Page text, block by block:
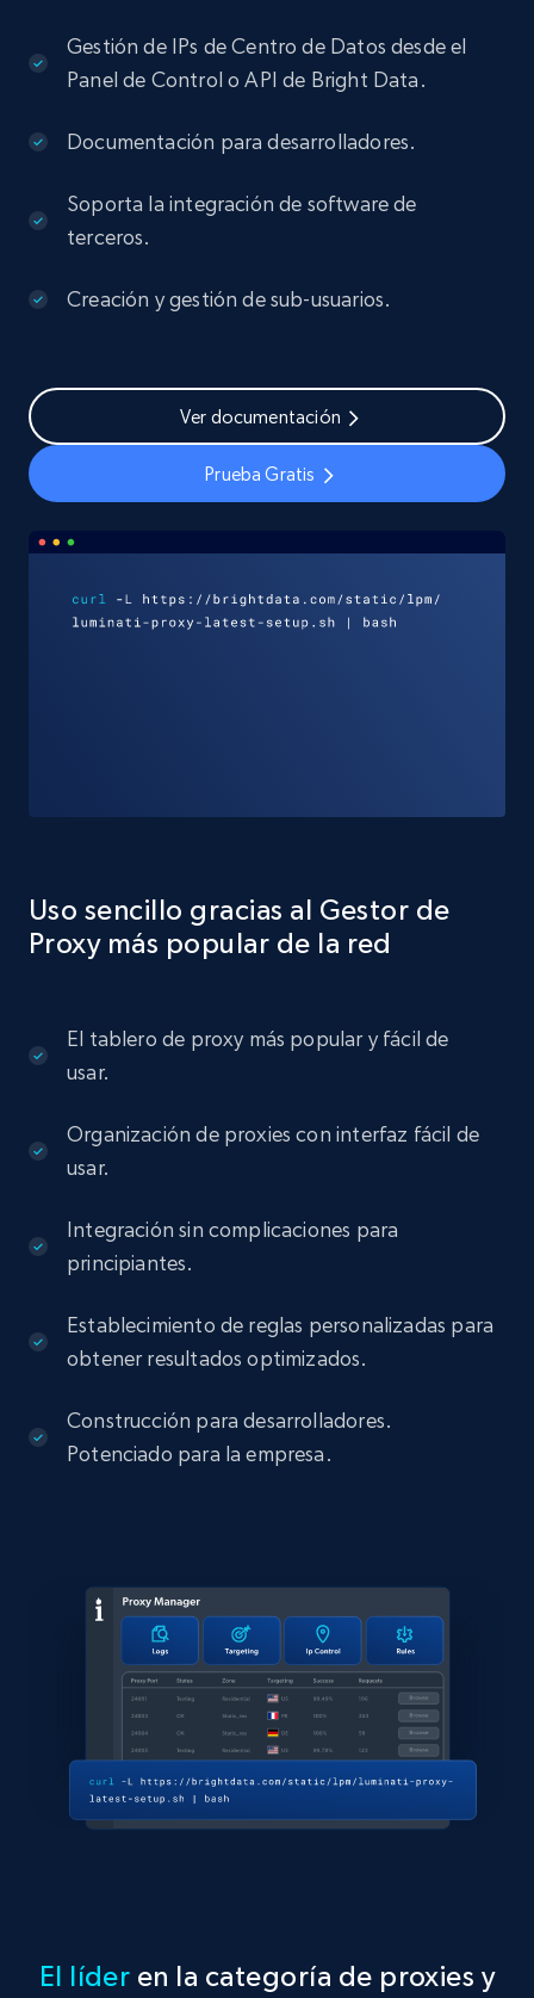
Gestión de IPs de Centro de Datos desde el
Panel de Control o API de Bright Data.
Documentación para desarrolladores.
Soporta la integración de software de
terceros.
Creación y gestión de sub-usuarios.
Ver documentación
Prueba Gratis
Uso sencillo gracias al Gestor de
Proxy más popular de la red
El tablero de proxy más popular y fácil de
usar.
Organización de proxies con interfaz fácil de
usar.
Integración sin complicaciones para
principiantes.
Establecimiento de reglas personalizadas para
obtener resultados optimizados.
Construcción para desarrolladores.
Potenciado para la empresa.
El líder en la categoría de proxies y